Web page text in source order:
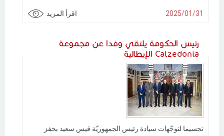
2025/01/31 اقرأ المزيد
رئيس الحكومة يلتقي وفدا عن مجموعة
Calzedonia الإيطالية
تجسيما لتوجّهات سيادة رئيس الجمهوريّة قيس سعيد بحفز